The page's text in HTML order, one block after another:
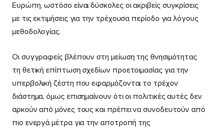
Ευρώπη, ωστόσο είναι δύσκολες οι ακριβείς συγκρίσεις
με τις εκτιμήσεις για την τρέχουσα περίοδο για λόγους
μεθοδολογίας.
Οι συγγραφείς βλέπουν στη μείωση της θνησιμότητας
τη θετική επίπτωση σχεδίων προετοιμασίας για την
υπερβολική ζέστη που εφαρμόζονται το τρέχον
διάστημα, όμως επισημαίνουν ότι οι πολιτικές αυτές δεν
αρκούν από μόνες τους και πρέπει να συνοδευτούν από
πιο ενεργά μέτρα για την αποτροπή της